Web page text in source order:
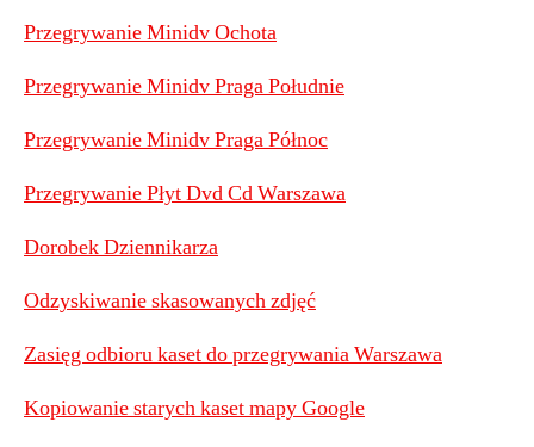
Przegrywanie Minidv Ochota
Przegrywanie Minidv Praga Południe
Przegrywanie Minidv Praga Północ
Przegrywanie Płyt Dvd Cd Warszawa
Dorobek Dziennikarza
Odzyskiwanie skasowanych zdjęć
Zasięg odbioru kaset do przegrywania Warszawa
Kopiowanie starych kaset mapy Google